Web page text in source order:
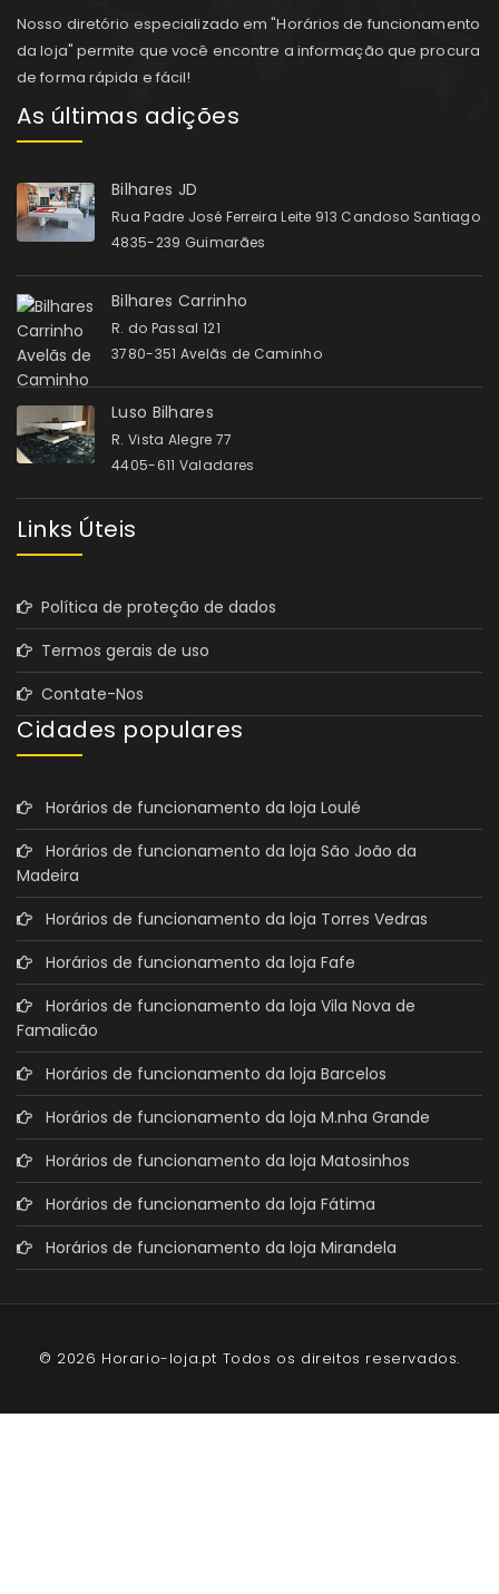
Nosso diretório especializado em "Horários de funcionamento
da loja" permite que você encontre a informação que procura
de forma rápida e fácil!
As últimas adições
Bilhares JD
Rua Padre José Ferreira Leite 913 Candoso Santiago
4835-239 Guimarães
Bilhares Carrinho
R. do Passal 121
3780-351 Avelãs de Caminho
Luso Bilhares
R. Vista Alegre 77
4405-611 Valadares
Links Úteis
Política de proteção de dados
Termos gerais de uso
Contate-Nos
Cidades populares
Horários de funcionamento da loja Loulé
Horários de funcionamento da loja São João da
Madeira
Horários de funcionamento da loja Torres Vedras
Horários de funcionamento da loja Fafe
Horários de funcionamento da loja Vila Nova de
Famalicão
Horários de funcionamento da loja Barcelos
Horários de funcionamento da loja M.nha Grande
Horários de funcionamento da loja Matosinhos
Horários de funcionamento da loja Fátima
Horários de funcionamento da loja Mirandela
© 2026 Horario-loja.pt Todos os direitos reservados.